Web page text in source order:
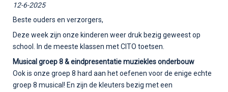
12-6-2025
Beste ouders en verzorgers,
Deze week zijn onze kinderen weer druk bezig geweest op
school. In de meeste klassen met CITO toetsen.
Musical groep 8 & eindpresentatie muziekles onderbouw
Ook is onze groep 8 hard aan het oefenen voor de enige echte
groep 8 musical! En zijn de kleuters bezig met een